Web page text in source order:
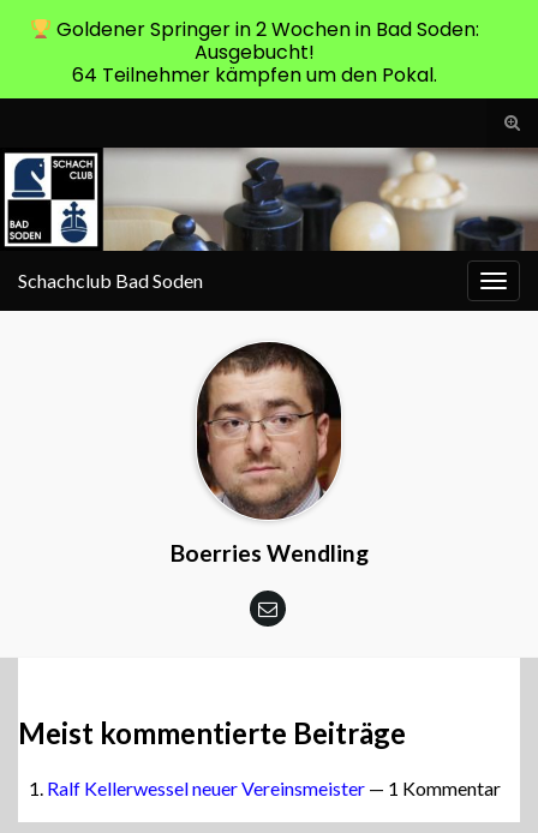
Schachclub Bad Soden
Boerries Wendling
Meist kommentierte Beiträge
Ralf Kellerwessel neuer Vereinsmeister — 1 Kommentar
Goldener Springer in 2 Wochen in Bad Soden:
Ausgebucht!
64 Teilnehmer kämpfen um den Pokal.